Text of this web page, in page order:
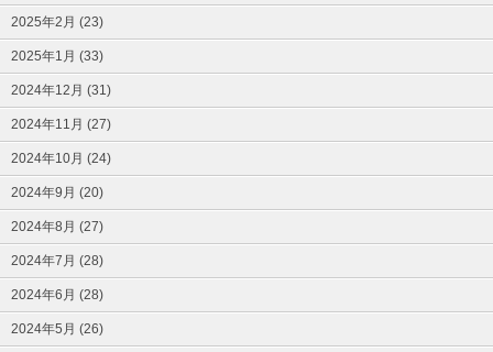
2025年2月 (23)
2025年1月 (33)
2024年12月 (31)
2024年11月 (27)
2024年10月 (24)
2024年9月 (20)
2024年8月 (27)
2024年7月 (28)
2024年6月 (28)
2024年5月 (26)